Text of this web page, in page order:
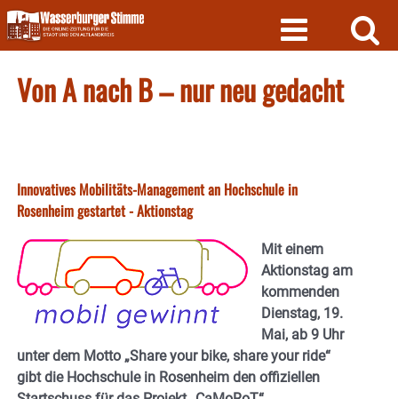
Skip
to
content
Von A nach B – nur neu gedacht
Innovatives Mobilitäts-Management an Hochschule in
Rosenheim gestartet - Aktionstag
Mit einem
Aktionstag am
kommenden
Dienstag, 19.
Mai, ab 9 Uhr
unter dem Motto „Share your bike, share your ride“
gibt die Hochschule in Rosenheim den offiziellen